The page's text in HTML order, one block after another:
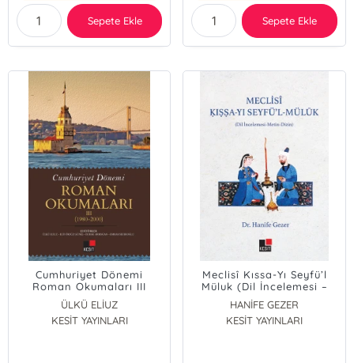
Sepete Ekle Sepete Ekle
Cumhuriyet Dönemi
Roman Okumaları III
(1980-2000)
ÜLKÜ ELİUZ
Elif Öksüz Güneş
KESİT YAYINLARI
Meclisî Kıssa-Yı Seyfü’l
Müluk (Dil İncelemesi –
Metin-Dizin)
HANİFE GEZER
KESİT YAYINLARI